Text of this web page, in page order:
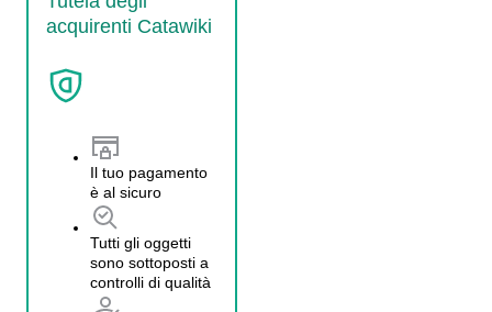
acquirenti Catawiki
Il tuo pagamento
è al sicuro
Tutti gli oggetti
sono sottoposti a
controlli di qualità